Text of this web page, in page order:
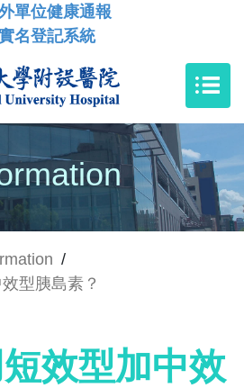
單位健康通報
名登記系統
/
型胰島素？
效型加中效